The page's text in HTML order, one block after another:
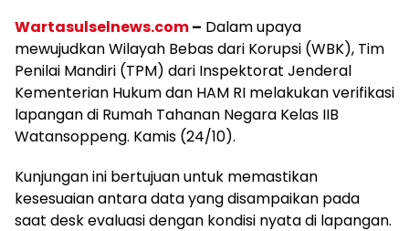
Kunjungan ini bertujuan untuk memastikan
kesesuaian antara data yang disampaikan pada
saat desk evaluasi dengan kondisi nyata di lapangan.